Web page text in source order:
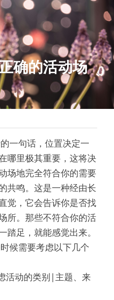
确的活动场
一句话，位置决定一
哪里极其重要，这将决
场地完全符合你的需要
共鸣。这是一种经由长
觉，它会告诉你是否找
所。那些不符合你的活
踏足，就能感觉出来。
候需要考虑以下几个
活动的类别|主题、来